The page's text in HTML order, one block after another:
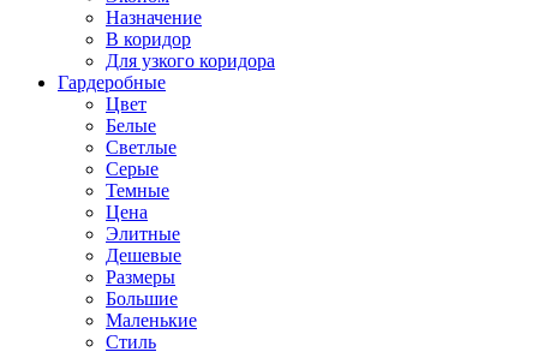
Назначение
В коридор
Для узкого коридора
Гардеробные
Цвет
Белые
Светлые
Серые
Темные
Цена
Элитные
Дешевые
Размеры
Большие
Маленькие
Стиль